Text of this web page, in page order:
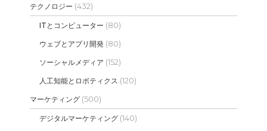
テクノロジー (432)
ITとコンピューター (80)
ウェブとアプリ開発 (80)
ソーシャルメディア (152)
人工知能とロボティクス (120)
マーケティング (500)
デジタルマーケティング (140)